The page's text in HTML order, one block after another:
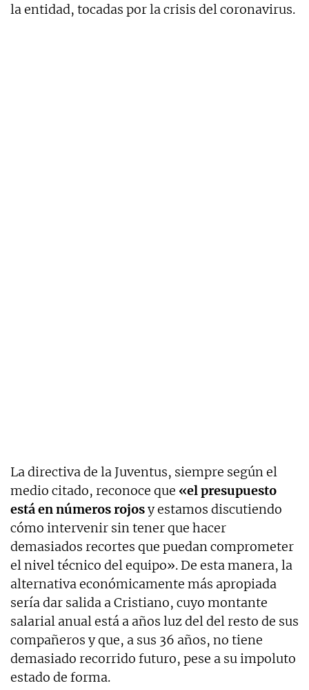
la entidad, tocadas por la crisis del coronavirus.
La directiva de la Juventus, siempre según el
medio citado, reconoce que «el presupuesto
está en números rojosy estamos discutiendo
cómo intervenir sin tener que hacer
demasiados recortes que puedan comprometer
el nivel técnico del equipo». De esta manera, la
alternativa económicamente más apropiada
sería dar salida a Cristiano, cuyo montante
salarial anual está a años luz del del resto de sus
compañeros y que, a sus 36 años, no tiene
demasiado recorrido futuro, pese a su impoluto
estado de forma.